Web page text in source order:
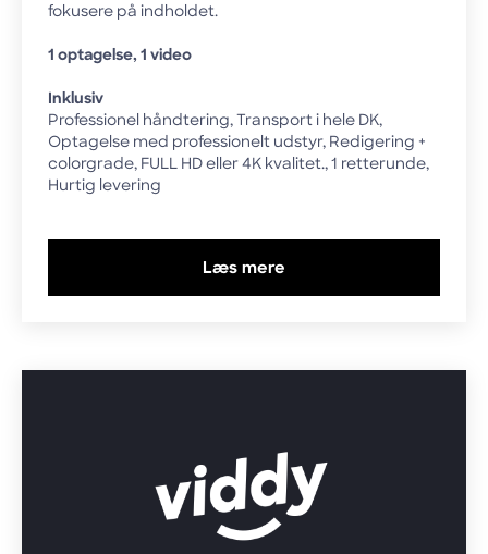
fokusere på indholdet.
1 optagelse, 1 video
Inklusiv
Professionel håndtering, Transport i hele DK,
Optagelse med professionelt udstyr, Redigering +
colorgrade, FULL HD eller 4K kvalitet., 1 retterunde,
Hurtig levering
Læs mere